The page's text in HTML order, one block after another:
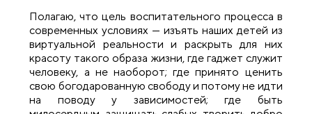
Полагаю, что цель воспитательного процесса в
современных условиях — изъять наших детей из
виртуальной реальности и раскрыть для них
красоту такого образа жизни, где гаджет служит
человеку, а не наоборот; где принято ценить
свою богодарованную свободу и потому не идти
на поводу у зависимостей; где быть